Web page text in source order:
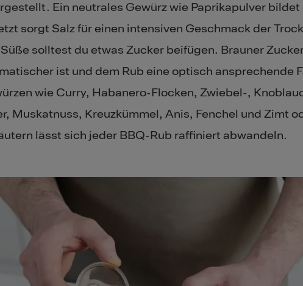
Ein neutrales Gewürz wie Paprikapulver bildet
sorgt Salz für einen intensiven Geschmack der
solltest du etwas Zucker beifügen. Brauner
ist und dem Rub eine optisch ansprechende
wie Curry, Habanero-Flocken, Zwiebel-,
Muskatnuss, Kreuzkümmel, Anis, Fenchel und Zimt
lässt sich jeder BBQ-Rub raffiniert abwandeln.